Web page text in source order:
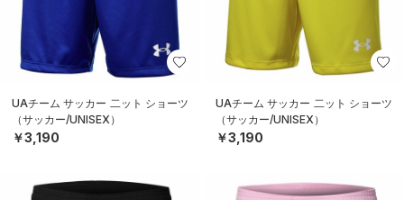
UAチーム サッカー 二ット ショーツ
（サッカー/UNISEX）
￥3,190
UAチーム サッカー 二ット ショーツ
（サッカー/UNISEX）
￥3,190